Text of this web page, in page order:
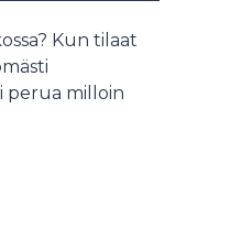
Kun tilaat
perua milloin